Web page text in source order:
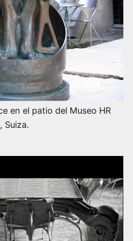
en el patio del Museo HR
Suiza.